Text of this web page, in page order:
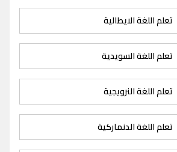
تعلم اللغة الايطالية
تعلم اللغة السويدية
تعلم اللغة النرويجية
تعلم اللغة الدنماركية